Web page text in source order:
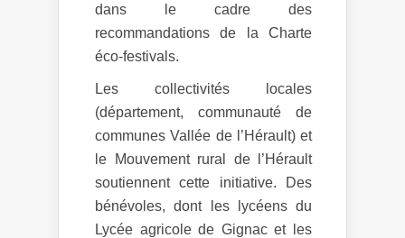
dans le cadre des
recommandations de la Charte
éco-festivals.
Les collectivités locales
(département, communauté de
communes Vallée de l’Hérault) et
le Mouvement rural de l’Hérault
soutiennent cette initiative. Des
bénévoles, dont les lycéens du
Lycée agricole de Gignac et les